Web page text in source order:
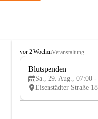
B
e
vor 2 WochenVeranstaltung
Blutspenden
Sa., 29. Aug., 07:00 -